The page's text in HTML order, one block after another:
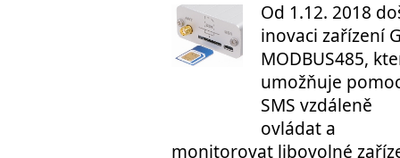
Od 1.12. 2018
inovaci zařízení
MODBUS485,
umožňuje
SMS vzdáleně
ovládat a
monitorovat libovolné